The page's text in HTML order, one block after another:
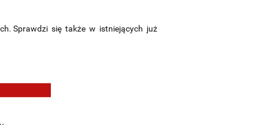
Sprawdzi się także w istniejących już